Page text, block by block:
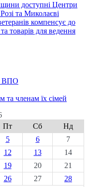
доступні Центри
та Миколаєві
компенсує до
товарів для ведення
ВПО
та членам їх сімей
Пт Сб
Нд
5 6
7
12 13
14
19 20
21
26 27
28